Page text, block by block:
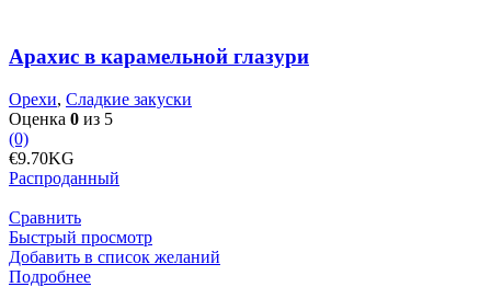
Арахис в карамельной глазури
Орехи, Сладкие закуски
Оценка 0 из 5
(0)
€9.70KG
Распроданный
Сравнить
Быстрый просмотр
Добавить в список желаний
Подробнее